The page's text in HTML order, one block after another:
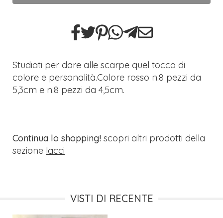
Studiati per dare alle scarpe quel tocco di
colore e personalità.Colore rosso n.8 pezzi da
5,3cm e n.8 pezzi da 4,5cm.
Continua lo shopping! scopri altri prodotti della
sezione lacci
VISTI DI RECENTE